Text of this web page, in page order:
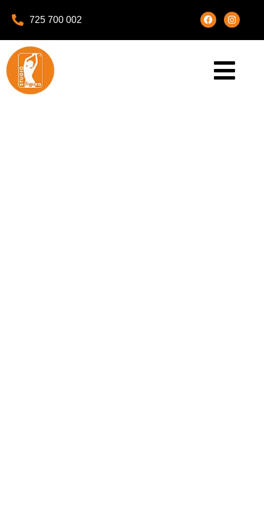
725 700 002